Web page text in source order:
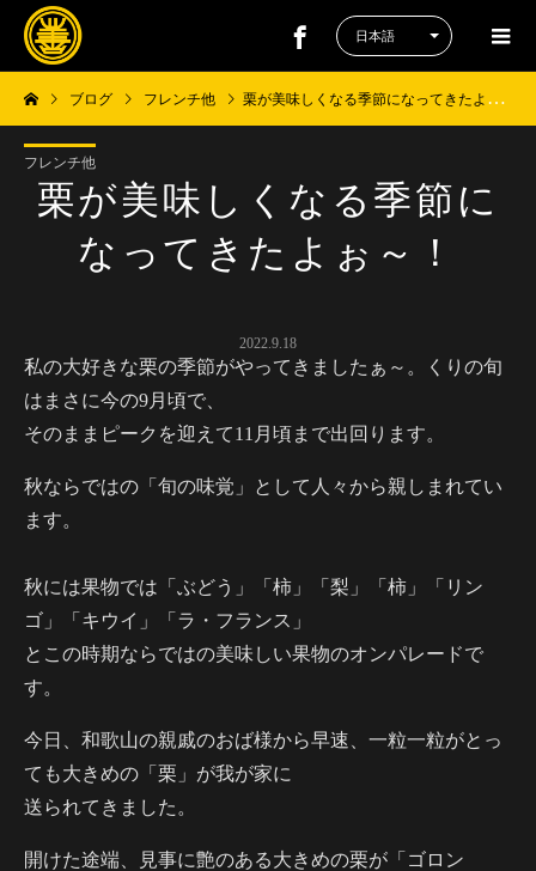
ブログ フレンチ他 栗が美味しくなる季節になってきたよぉ～！
フレンチ他
栗が美味しくなる季節に
なってきたよぉ～！
2022.9.18
私の大好きな栗の季節がやってきましたぁ～。くりの旬
はまさに今の9月頃で、
そのままピークを迎えて11月頃まで出回ります。
秋ならではの「旬の味覚」として人々から親しまれてい
ます。
秋には果物では「ぶどう」「柿」「梨」「柿」「リン
ゴ」「キウイ」「ラ・フランス」
とこの時期ならではの美味しい果物のオンパレードで
す。
今日、和歌山の親戚のおば様から早速、一粒一粒がとっ
ても大きめの「栗」が我が家に
送られてきました。
開けた途端、見事に艶のある大きめの栗が「ゴロン